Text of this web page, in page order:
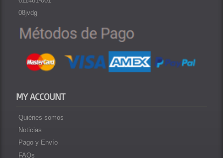
08jvdg
MY ACCOUNT
Quiénes somos
Noticias
Pago y Envío
FAQs